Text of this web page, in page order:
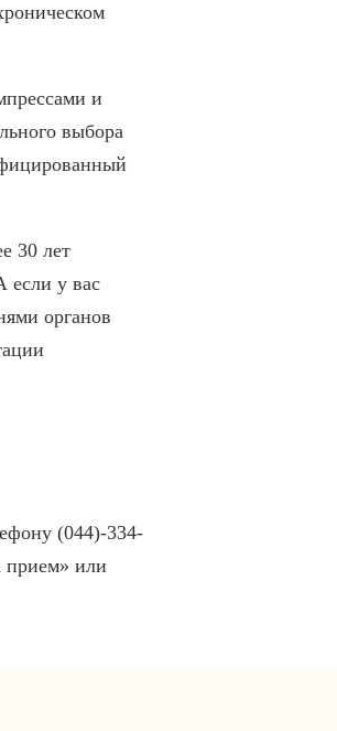
и
выбора
30 лет
если у вас
органов
(044)-334-
прием» или